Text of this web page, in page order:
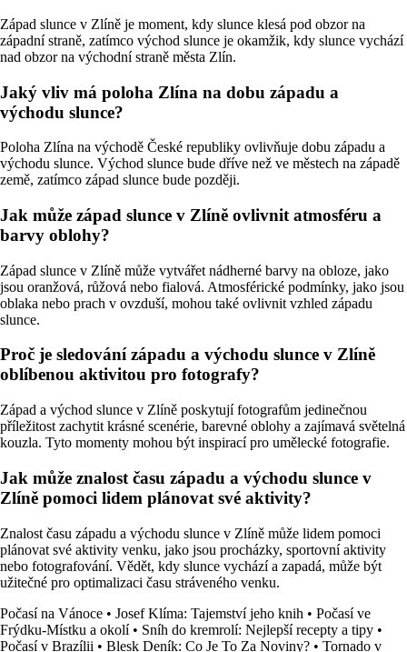
Západ slunce v Zlíně je moment, kdy slunce klesá pod obzor na
západní straně, zatímco východ slunce je okamžik, kdy slunce vychází
nad obzor na východní straně města Zlín.
Jaký vliv má poloha Zlína na dobu západu a
východu slunce?
Poloha Zlína na východě České republiky ovlivňuje dobu západu a
východu slunce. Východ slunce bude dříve než ve městech na západě
země, zatímco západ slunce bude později.
Jak může západ slunce v Zlíně ovlivnit atmosféru a
barvy oblohy?
Západ slunce v Zlíně může vytvářet nádherné barvy na obloze, jako
jsou oranžová, růžová nebo fialová. Atmosférické podmínky, jako jsou
oblaka nebo prach v ovzduší, mohou také ovlivnit vzhled západu
slunce.
Proč je sledování západu a východu slunce v Zlíně
oblíbenou aktivitou pro fotografy?
Západ a východ slunce v Zlíně poskytují fotografům jedinečnou
příležitost zachytit krásné scenérie, barevné oblohy a zajímavá světelná
kouzla. Tyto momenty mohou být inspirací pro umělecké fotografie.
Jak může znalost času západu a východu slunce v
Zlíně pomoci lidem plánovat své aktivity?
Znalost času západu a východu slunce v Zlíně může lidem pomoci
plánovat své aktivity venku, jako jsou procházky, sportovní aktivity
nebo fotografování. Vědět, kdy slunce vychází a zapadá, může být
užitečné pro optimalizaci času stráveného venku.
Počasí na Vánoce • Josef Klíma: Tajemství jeho knih • Počasí ve
Frýdku-Místku a okolí• Sníh do kremrolí: Nejlepší recepty a tipy •
Počasí v Brazílii • Blesk Deník: Co Je To Za Noviny? • Tornado v